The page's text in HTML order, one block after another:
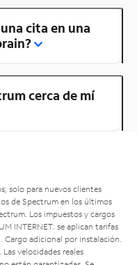
cita en una
cerca de mí
solo para nuevos clientes
de Spectrum en los últimos
Los impuestos y cargos
INTERNET: se aplican tarifas
Cargo adicional por instalación.
velocidades reales